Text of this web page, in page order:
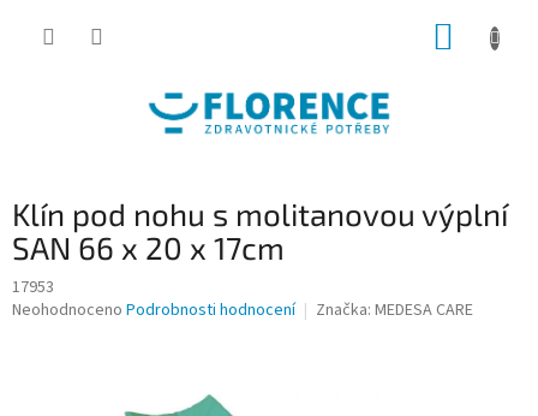
Klín pod nohu s molitanovou výplní
SAN 66 x 20 x 17cm
17953
Průměrné
Neohodnoceno Podrobnosti hodnocení Značka: MEDESA CARE